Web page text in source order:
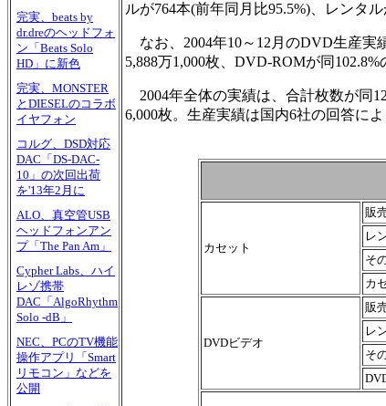
完実、beats by
dr.dreのヘッドフォ
ン「Beats Solo
HD」に新色
完実、MONSTER
とDIESELのコラボ
イヤフォン
コルグ、DSD対応
DAC「DS-DAC-
10」の次回出荷
を'13年2月に
ALO、真空管USB
ヘッドフォンアン
プ「The Pan Am」
Cypher Labs、ハイ
レゾ携帯
DAC「AlgoRhythm
Solo -dB」
NEC、PCのTV機能
操作アプリ「Smart
リモコン」などを
公開
ルが764本(前年同月比95.5%)、レンタル
なお、2004年10～12月のDVD生産実
5,888万1,000枚、DVD-ROMが同102.8%
2004年全体の実績は、合計枚数が同
6,000枚。生産実績は国内6社の回答に
カセット
販
レ
そ
カ
DVDビデオ
販
レ
そ